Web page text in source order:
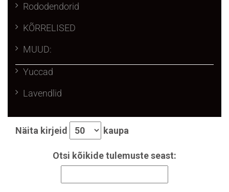
Rododendorid
KÕRRELISED
MUUD:
Yuccad
Lavendlid
Näita kirjeid kaupa
Otsi kõikide tulemuste seast: